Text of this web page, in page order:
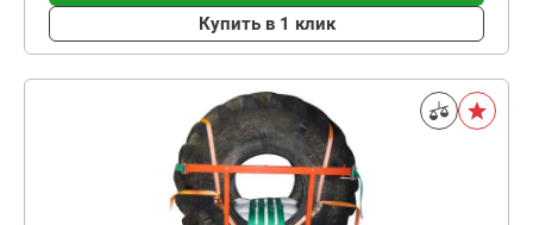
Купить в 1 клик